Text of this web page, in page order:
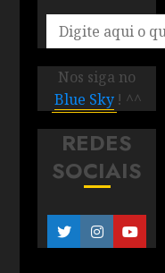
Nos siga no
Blue Sky ! ^^
REDES
SOCIAIS